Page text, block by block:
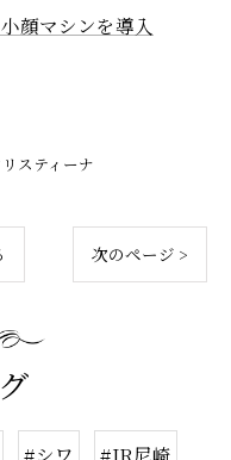
顔マシンを導入
リスティーナ
次のページ >
#シワ #JR尼崎